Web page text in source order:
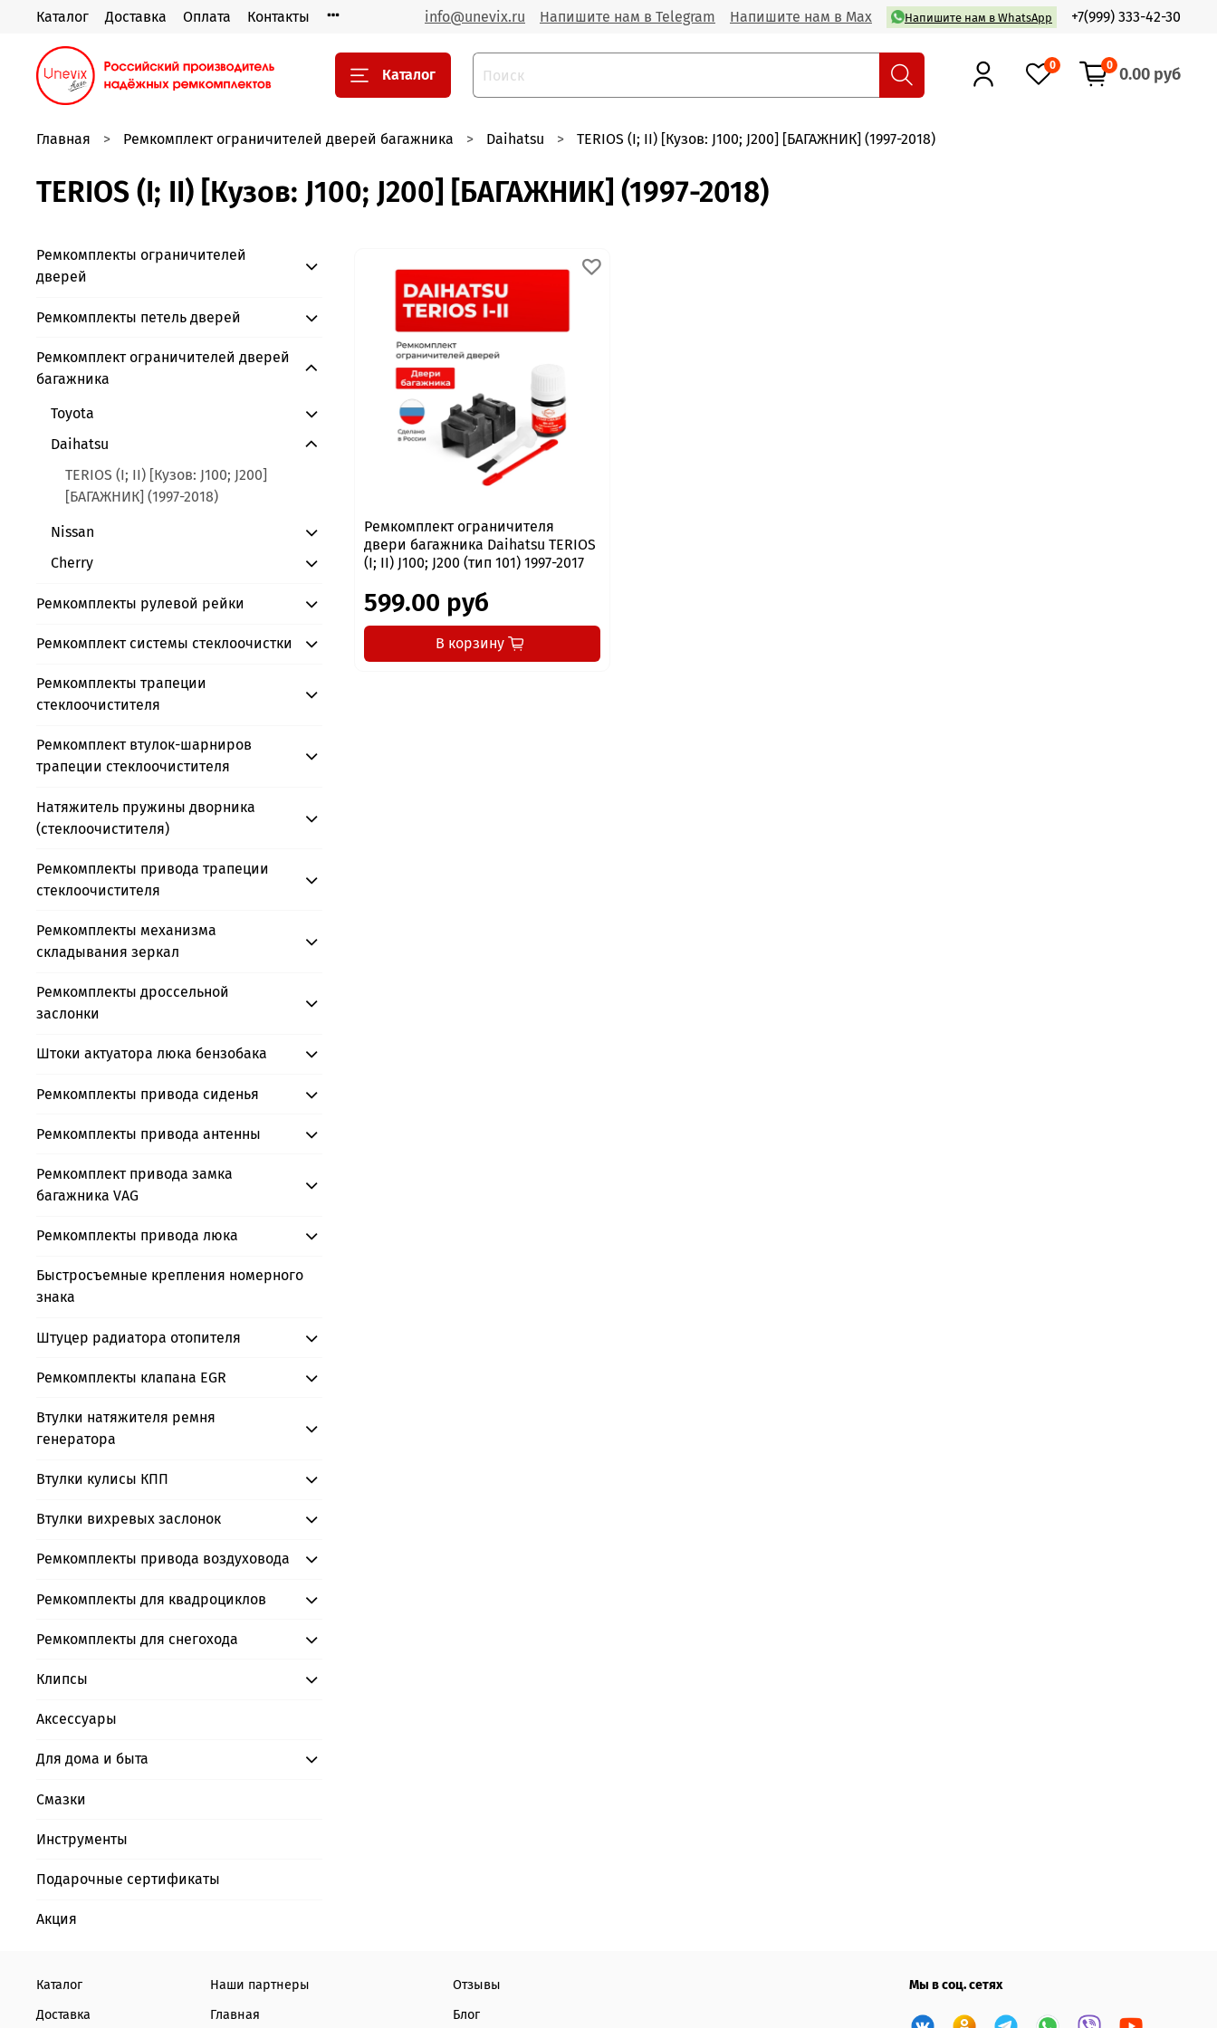
Каталог Доставка Оплата Контакты info@unevix.ru Напишите нам в Telegram Напишите нам в Max Напишите нам в WhatsApp +7(999) 333-42-30
Каталог
0 0 0.00 руб
Главная Ремкомплект ограничителей дверей багажника Daihatsu TERIOS (I; II) [Кузов: J100; J200] [БАГАЖНИК] (1997-2018)
TERIOS (I; II) [Кузов: J100; J200] [БАГАЖНИК] (1997-2018)
Ремкомплект ограничителя
двери багажника Daihatsu TERIOS
(I; II) J100; J200 (тип 101) 1997-2017
599.00 руб
В корзину
Ремкомплекты ограничителей
дверей
Ремкомплекты петель дверей
Ремкомплект ограничителей дверей
багажника
Toyota
Daihatsu
TERIOS (I; II) [Кузов: J100; J200]
[БАГАЖНИК] (1997-2018)
Nissan
Cherry
Ремкомплекты рулевой рейки
Ремкомплект системы стеклоочистки
Ремкомплекты трапеции
стеклоочистителя
Ремкомплект втулок-шарниров
трапеции стеклоочистителя
Натяжитель пружины дворника
(стеклоочистителя)
Ремкомплекты привода трапеции
стеклоочистителя
Ремкомплекты механизма
складывания зеркал
Ремкомплекты дроссельной
заслонки
Штоки актуатора люка бензобака
Ремкомплекты привода сиденья
Ремкомплекты привода антенны
Ремкомплект привода замка
багажника VAG
Ремкомплекты привода люка
Быстросъемные крепления номерного
знака
Штуцер радиатора отопителя
Ремкомплекты клапана EGR
Втулки натяжителя ремня
генератора
Втулки кулисы КПП
Втулки вихревых заслонок
Ремкомплекты привода воздуховода
Ремкомплекты для квадроциклов
Ремкомплекты для снегохода
Клипсы
Аксессуары
Для дома и быта
Смазки
Инструменты
Подарочные сертификаты
Акция
Каталог
Доставка
Наши партнеры
Главная
Отзывы
Блог
Мы в соц. сетях